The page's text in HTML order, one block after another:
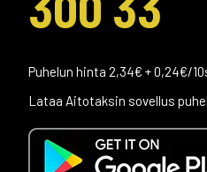
Puhelun hinta 2,34€ + 0,24€/
Lataa Aitotaksin sovellus